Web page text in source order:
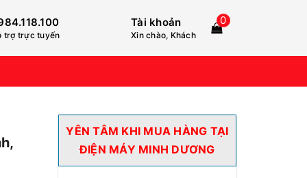
trợ trực tuyến
Tài khoản
Xin chào, Khách
0
YÊN TÂM KHI MUA HÀNG TẠI
ĐIỆN MÁY MINH DƯƠNG